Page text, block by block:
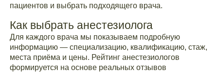
пациентов и выбрать подходящего врача.
Как выбрать анестезиолога
Для каждого врача мы показываем подробную
информацию — специализацию, квалификацию, стаж,
места приёма и цены. Рейтинг анестезиологов
формируется на основе реальных отзывов